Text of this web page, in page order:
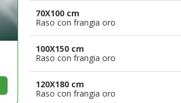
70X100 cm
Raso con frangia oro
100X150 cm
Raso con frangia oro
120X180 cm
Raso con frangia oro